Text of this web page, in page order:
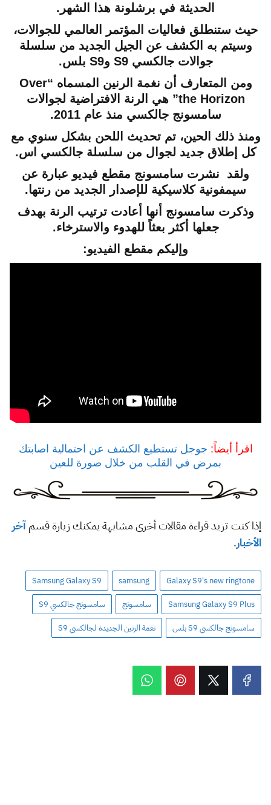
الحديثة في برشلونة هذا الشهر.
حيث ستنطلق فعاليات المؤتمر العالمي للجوالات،
وسيتم به الكشف عن الجيل الجديد من سلسلة
جوالات جالكسي S9 وS9 بلس.
ومن المتعارف أن نغمة الرنين المسماه “Over
the Horizon” هي الرنة الافتراضية لجوالات
سامسونج جالكسي منذ عام 2011.
ومنذ ذلك الحين، تم تحديث اللحن بشكل سنوي مع
كل إطلاق جديد لجوال من سلسلة جالكسي اس.
ولقد نشرت سامسونج مقطع فيديو عبارة عن
سيمفونية كلاسيكية للإصدار الجديد من رنتها.
وذكرت سامسونج أنها أعادت ترتيب الرنة بهدف
جعلها أكثر بعثاً للهدوء والاسترخاء.
وإليكم مقطع الفيديو:
اقرأ أيضاً: جوجل تستطيع الكشف عن احتمالية اصابتك
بمرض في القلب من خلال صورة للعين
إذا كنت تريد قراءة مقالات أخرى مشابهة يمكنك زيارة قسمآخر
الأخبار.
Galaxy S9's new ringtone
samsung
Samsung Galaxy S9
Samsung Galaxy S9 Plus سامسونج سامسونج جالكسي S9
سامسونج جالكسي S9 بلس نغمة الرنين الجديدة لجالكسي S9